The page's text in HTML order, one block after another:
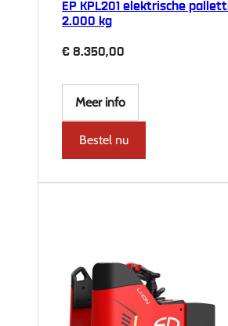
EP KPL201 elektrische
2.000 kg
€ 8.350,00
Meer info
Bestel nu